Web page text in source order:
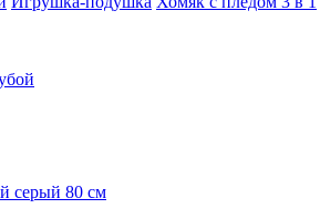
серый 80 см